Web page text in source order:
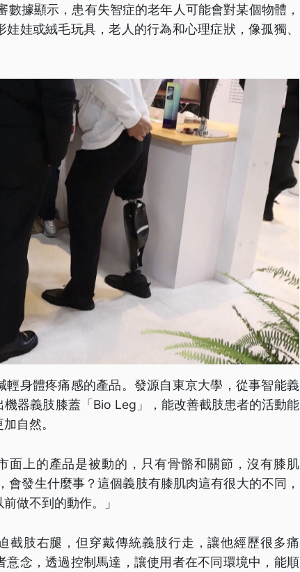
據顯示，患有失智症的老年人可能會對某個物體，
娃或絨毛玩具，老人的行為和心理症狀，像孤獨、
輕身體疼痛感的產品。發源自東京大學，從事智能義
器義肢膝蓋「Bio Leg」，能改善截肢患者的活動能
自然。
面上的產品是被動的，只有骨骼和關節，沒有膝肌
發生什麼事？這個義肢有膝肌肉這有很大的不同，
做不到的動作。」
截肢右腿，但穿戴傳統義肢行走，讓他經歷很多痛
念，透過控制馬達，讓使用者在不同環境中，能順